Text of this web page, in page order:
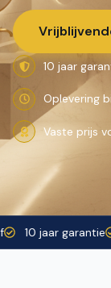
10 jaar
Oplevering
Vaste prijs
Tarief 10 jaar